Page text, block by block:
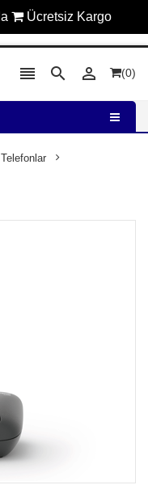
Ücretsiz Kargo
   (0)